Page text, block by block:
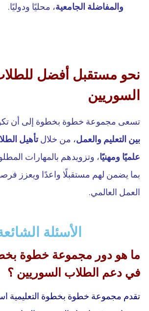
والمفاضلة الجامعية، محليًا ودوليًا.
نحو مستقبل أفضل
السوريين
تسعى مجموعة خطوة بخطوة إلى أن
بين التعليم والعمل، من خلالتأهيل
علميًا ومهنيًا، وتزويدهم بالمهارات
بما يضمن لهم مستقبلًا واعدًا ويعزز
العمل العالمي.
الأسئلة
ما هو دور مجموعة خطوة
في دعم الطلاب السوريين ؟
تقدم مجموعة خطوة بخطوة التعليمية